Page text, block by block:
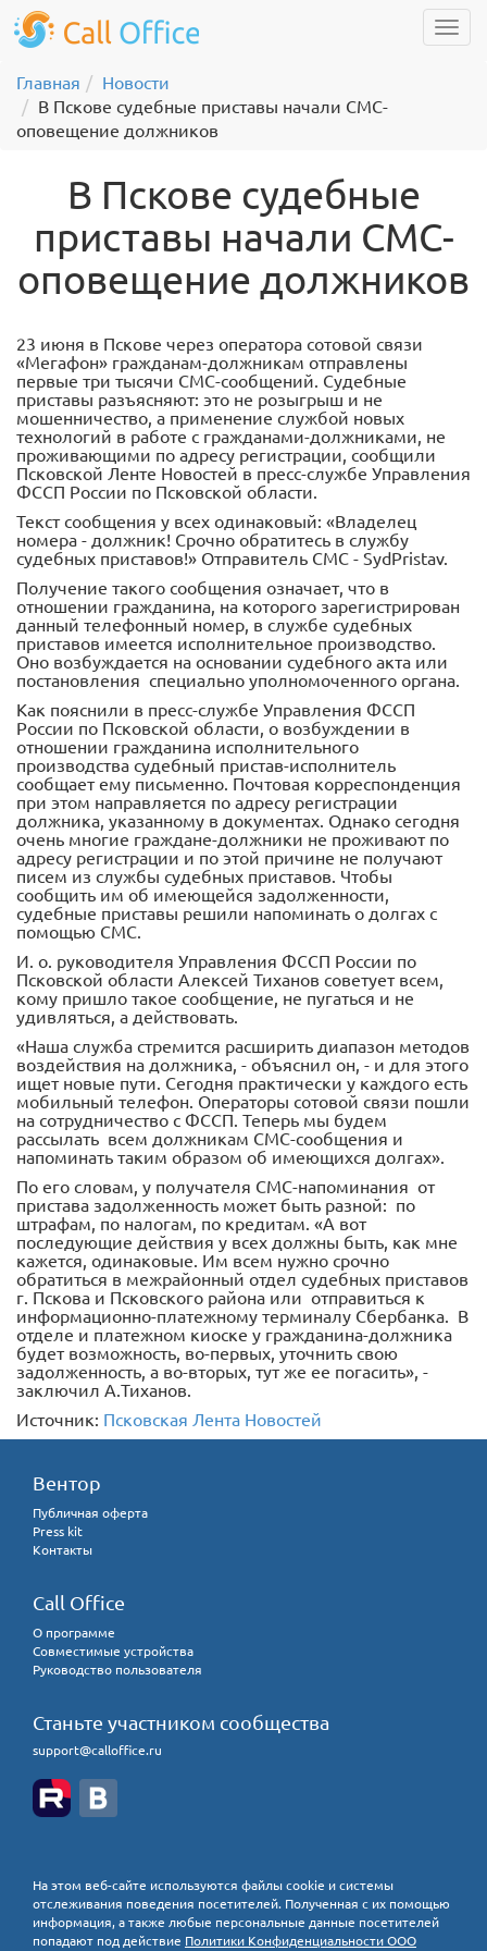
Главная
Новости
В Пскове судебные приставы начали СМС-
оповещение должников
В Пскове судебные
приставы начали СМС-
оповещение должников
23 июня в Пскове через оператора сотовой связи
«Мегафон» гражданам-должникам отправлены
первые три тысячи СМС-сообщений. Судебные
приставы разъясняют: это не розыгрыш и не
мошенничество, а применение службой новых
технологий в работе с гражданами-должниками, не
проживающими по адресу регистрации, сообщили
Псковской Ленте Новостей в пресс-службе Управления
ФССП России по Псковской области.
Текст сообщения у всех одинаковый: «Владелец
номера - должник! Срочно обратитесь в службу
судебных приставов!» Отправитель СМС - SydPristav.
Получение такого сообщения означает, что в
отношении гражданина, на которого зарегистрирован
данный телефонный номер, в службе судебных
приставов имеется исполнительное производство.
Оно возбуждается на основании судебного акта или
постановления специально уполномоченного органа.
Как пояснили в пресс-службе Управления ФССП
России по Псковской области, о возбуждении в
отношении гражданина исполнительного
производства судебный пристав-исполнитель
сообщает ему письменно. Почтовая корреспонденция
при этом направляется по адресу регистрации
должника, указанному в документах. Однако сегодня
очень многие граждане-должники не проживают по
адресу регистрации и по этой причине не получают
писем из службы судебных приставов. Чтобы
сообщить им об имеющейся задолженности,
судебные приставы решили напоминать о долгах с
помощью СМС.
И. о. руководителя Управления ФССП России по
Псковской области Алексей Тиханов советует всем,
кому пришло такое сообщение, не пугаться и не
удивляться, а действовать.
«Наша служба стремится расширить диапазон методов
воздействия на должника, - объяснил он, - и для этого
ищет новые пути. Сегодня практически у каждого есть
мобильный телефон. Операторы сотовой связи пошли
на сотрудничество с ФССП. Теперь мы будем
рассылать всем должникам СМС-сообщения и
напоминать таким образом об имеющихся долгах».
По его словам, у получателя СМС-напоминания от
пристава задолженность может быть разной: по
штрафам, по налогам, по кредитам. «А вот
последующие действия у всех должны быть, как мне
кажется, одинаковые. Им всем нужно срочно
обратиться в межрайонный отдел судебных приставов
г. Пскова и Псковского района или отправиться к
информационно-платежному терминалу Сбербанка. В
отделе и платежном киоске у гражданина-должника
будет возможность, во-первых, уточнить свою
задолженность, а во-вторых, тут же ее погасить», -
заключил А.Тиханов.
Источник: Псковская Лента Новостей
Вентор
Публичная оферта
Press kit
Контакты
Call Office
О программе
Совместимые устройства
Руководство пользователя
Станьте участником сообщества
support@calloffice.ru
На этом веб-сайте используются файлы cookie и системы
отслеживания поведения посетителей. Полученная с их помощью
информация, а также любые персональные данные посетителей
попадают под действие Политики Конфиденциальности ООО